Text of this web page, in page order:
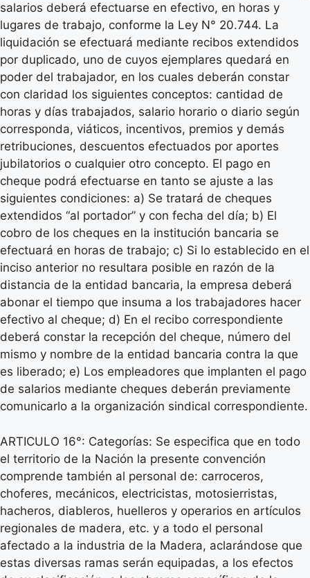
salarios deberá efectuarse en efectivo, en horas y
lugares de trabajo, conforme la Ley N° 20.744. La
liquidación se efectuará mediante recibos extendidos
por duplicado, uno de cuyos ejemplares quedará en
poder del trabajador, en los cuales deberán constar
con claridad los siguientes conceptos: cantidad de
horas y días trabajados, salario horario o diario según
corresponda, viáticos, incentivos, premios y demás
retribuciones, descuentos efectuados por aportes
jubilatorios o cualquier otro concepto. El pago en
cheque podrá efectuarse en tanto se ajuste a las
siguientes condiciones: a) Se tratará de cheques
extendidos “al portador” y con fecha del día; b) El
cobro de los cheques en la institución bancaria se
efectuará en horas de trabajo; c) Si lo establecido en el
inciso anterior no resultara posible en razón de la
distancia de la entidad bancaria, la empresa deberá
abonar el tiempo que insuma a los trabajadores hacer
efectivo al cheque; d) En el recibo correspondiente
deberá constar la recepción del cheque, número del
mismo y nombre de la entidad bancaria contra la que
es liberado; e) Los empleadores que implanten el pago
de salarios mediante cheques deberán previamente
comunicarlo a la organización sindical correspondiente.
ARTICULO 16°: Categorías: Se especifica que en todo
el territorio de la Nación la presente convención
comprende también al personal de: carroceros,
choferes, mecánicos, electricistas, motosierristas,
hacheros, diableros, huelleros y operarios en artículos
regionales de madera, etc. y a todo el personal
afectado a la industria de la Madera, aclarándose que
estas diversas ramas serán equipadas, a los efectos